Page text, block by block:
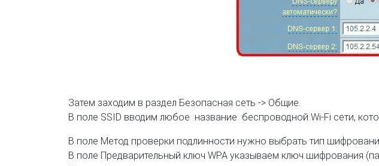
Затем заходим в раздел Безопасная сеть -> Общие.
В поле SSID вводим любое название беспроводной Wi-Fi сети,
В поле Метод проверки подлинности нужно выбрать тип
В поле Предварительный ключ WPA указываем ключ шифрования